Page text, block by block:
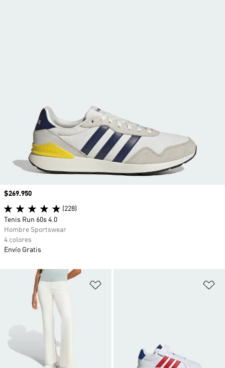
Precio
$269.950
(228)
Tenis Run 60s 4.0
Hombre Sportswear
4 colores
Envío Gratis